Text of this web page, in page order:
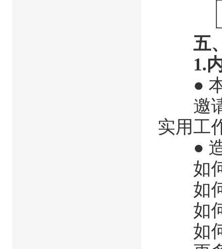
五
1.
● 本
邀请
实用工
● 造
如何
如何
如何
如何